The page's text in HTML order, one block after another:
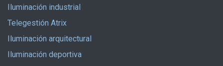
Iluminación industrial
Telegestión Atrix
Iluminación arquitectural
Iluminación deportiva